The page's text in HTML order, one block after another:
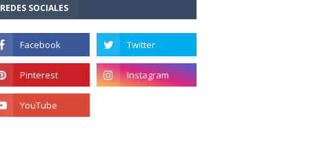
REDES SOCIALES